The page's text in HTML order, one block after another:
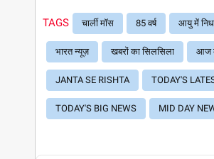
TAGS चार्ली मॉस 85 वर्ष आयु में
भारत न्यूज़ खबरों का सिलसिला आज
JANTA SE RISHTA TODAY'S
TODAY'S BIG NEWS MID DAY